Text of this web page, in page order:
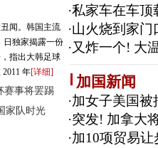
闻。韩国主流
日独家揭露一份
指出大韩足球
年[详细]
赛事将罢踢
家队时光
·私家车在车顶
·山火烧到家门
·又炸一个! 大
加国新闻
·加女子美国被
·突发! 加拿大
·加10项贸易